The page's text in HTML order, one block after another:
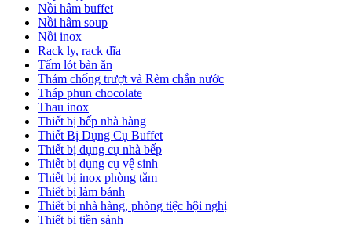
Nồi hâm buffet
Nồi hâm soup
Nồi inox
Rack ly, rack dĩa
Tấm lót bàn ăn
Thảm chống trượt và Rèm chắn nước
Tháp phun chocolate
Thau inox
Thiết bị bếp nhà hàng
Thiết Bị Dụng Cụ Buffet
Thiết bị dụng cụ nhà bếp
Thiết bị dụng cụ vệ sinh
Thiết bị inox phòng tắm
Thiết bị làm bánh
Thiết bị nhà hàng, phòng tiệc hội nghị
Thiết bị tiền sảnh